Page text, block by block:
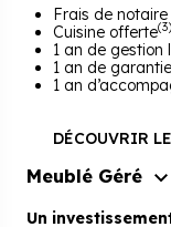
Frais de
Cuisine offerte(3)
1 an de gestion
1 an de
1 an
DÉCOUVRIR
Meublé Géré
Un